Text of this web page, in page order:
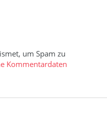
um Spam zu
Kommentardaten